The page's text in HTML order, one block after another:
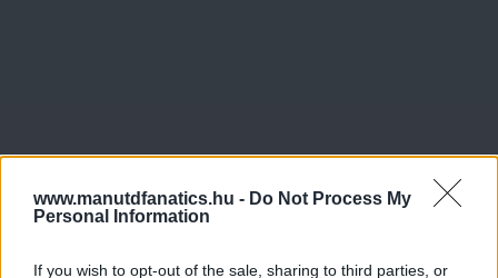
www.manutdfanatics.hu - Do Not Process My
Personal Information
If you wish to opt-out of the sale, sharing to third parties, or